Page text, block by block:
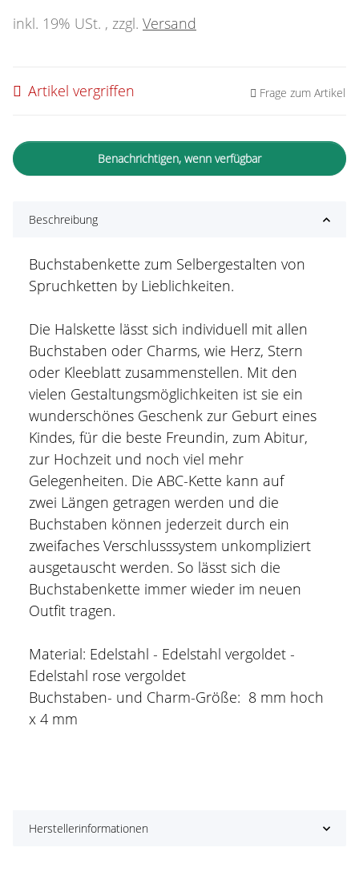
inkl. 19% USt. , zzgl. Versand
Artikel vergriffen Frage zum Artikel
Benachrichtigen, wenn verfügbar
Beschreibung
Buchstabenkette zum Selbergestalten von
Spruchketten by Lieblichkeiten.
Die Halskette lässt sich individuell mit allen
Buchstaben oder Charms, wie Herz, Stern
oder Kleeblatt zusammenstellen. Mit den
vielen Gestaltungsmöglichkeiten ist sie ein
wunderschönes Geschenk zur Geburt eines
Kindes, für die beste Freundin, zum Abitur,
zur Hochzeit und noch viel mehr
Gelegenheiten. Die ABC-Kette kann auf
zwei Längen getragen werden und die
Buchstaben können jederzeit durch ein
zweifaches Verschlusssystem unkompliziert
ausgetauscht werden. So lässt sich die
Buchstabenkette immer wieder im neuen
Outfit tragen.
Material: Edelstahl - Edelstahl vergoldet -
Edelstahl rose vergoldet
Buchstaben- und Charm-Größe: 8 mm hoch
x 4 mm
Herstellerinformationen